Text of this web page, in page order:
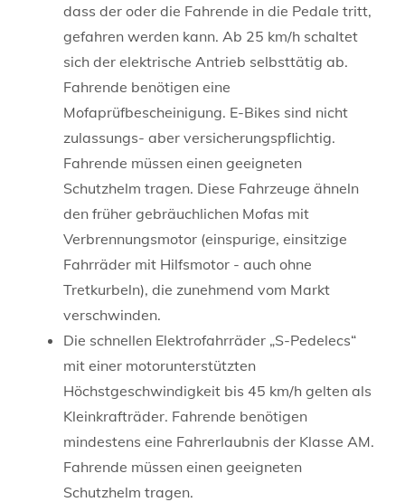
dass der oder die Fahrende in die Pedale tritt,
gefahren werden kann. Ab 25 km/h schaltet
sich der elektrische Antrieb selbsttätig ab.
Fahrende benötigen eine
Mofaprüfbescheinigung. E-Bikes sind nicht
zulassungs- aber versicherungspflichtig.
Fahrende müssen einen geeigneten
Schutzhelm tragen. Diese Fahrzeuge ähneln
den früher gebräuchlichen Mofas mit
Verbrennungsmotor (einspurige, einsitzige
Fahrräder mit Hilfsmotor - auch ohne
Tretkurbeln), die zunehmend vom Markt
verschwinden.
Die schnellen Elektrofahrräder „S-Pedelecs“
mit einer motorunterstützten
Höchstgeschwindigkeit bis 45 km/h gelten als
Kleinkrafträder. Fahrende benötigen
mindestens eine Fahrerlaubnis der Klasse AM.
Fahrende müssen einen geeigneten
Schutzhelm tragen.